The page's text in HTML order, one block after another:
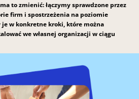
to zmienić: łączymy sprawdzone przez
firm i spostrzeżenia na poziomie
je w konkretne kroki, które można
we własnej organizacji w ciągu